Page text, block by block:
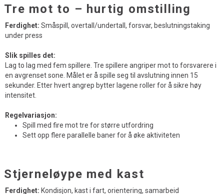
Tre mot to – hurtig omstilling
Ferdighet: Småspill, overtall/undertall, forsvar, beslutningstaking
under press
Slik spilles det:
Lag to lag med fem spillere. Tre spillere angriper mot to forsvarere i
en avgrenset sone. Målet er å spille seg til avslutning innen 15
sekunder. Etter hvert angrep bytter lagene roller for å sikre høy
intensitet.
Regelvariasjon:
Spill med fire mot tre for større utfordring
Sett opp flere parallelle baner for å øke aktiviteten
Stjerneløype med kast
Ferdighet: Kondisjon, kast i fart, orientering, samarbeid